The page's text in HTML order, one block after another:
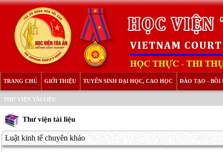
TRANG CHỦ GIỚI THIỆU TUYỂN SINH ĐẠI HỌC, CAO HỌC ĐÀO TẠO - BỒI
THƯ VIỆN TÀI LIỆU
Thư viện tài liệu
Luật kinh tế chuyên khảo